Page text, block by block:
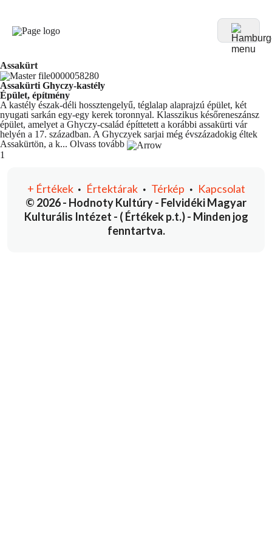
Assakürt
Assakürti Ghyczy-kastély
Épület, építmény
A kastély észak-déli hossztengelyű, téglalap alaprajzú épület, két
nyugati sarkán egy-egy kerek toronnyal. Klasszikus későreneszánsz
épület, amelyet a Ghyczy-család építtetett a korábbi assakürti vár
helyén a 17. században. A Ghyczyek sarjai még évszázadokig éltek
Assakürtön, a k... Olvass tovább
You're currently reading page
1
© 2026 - Hodnoty Kultúry - Felvidéki Magyar
Kulturális Intézet - ( Értékek p.t.) - Minden jog
fenntartva.
+ Értékek • Értektárak• Térkép • Kapcsolat